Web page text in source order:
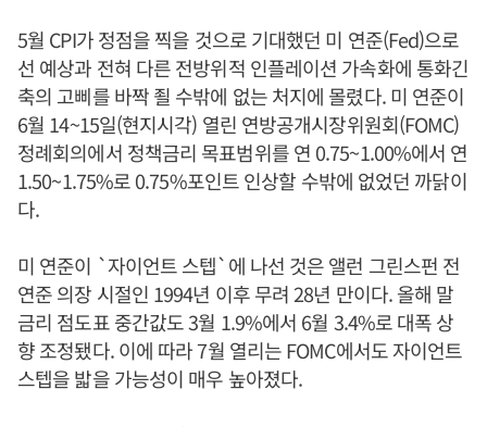
5월 CPI가 정점을 찍을 것으로 기대했던 미 연준(Fed)으로
선 예상과 전혀 다른 전방위적 인플레이션 가속화에 통화긴
축의 고삐를 바짝 죌 수밖에 없는 처지에 몰렸다. 미 연준이
6월 14~15일(현지시각) 열린 연방공개시장위원회(FOMC)
정례회의에서 정책금리 목표범위를 연 0.75~1.00%에서 연
1.50~1.75%로 0.75%포인트 인상할 수밖에 없었던 까닭이
다.
미 연준이 `자이언트 스텝`에 나선 것은 앨런 그린스펀 전
연준 의장 시절인 1994년 이후 무려 28년 만이다. 올해 말
금리 점도표 중간값도 3월 1.9%에서 6월 3.4%로 대폭 상
향 조정됐다. 이에 따라 7월 열리는 FOMC에서도 자이언트
스텝을 밟을 가능성이 매우 높아졌다.